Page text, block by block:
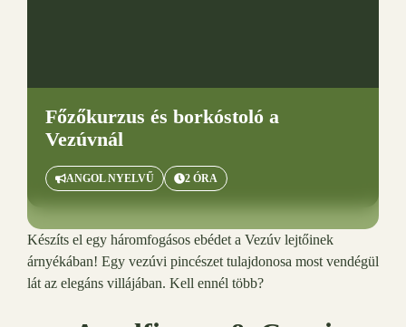
Főzőkurzus és borkóstoló a
Vezúvnál
ANGOL NYELVŰ 2 ÓRA
Készíts el egy háromfogásos ebédet a Vezúv lejtőinek
árnyékában! Egy vezúvi pincészet tulajdonosa most vendégül
lát az elegáns villájában. Kell ennél több?